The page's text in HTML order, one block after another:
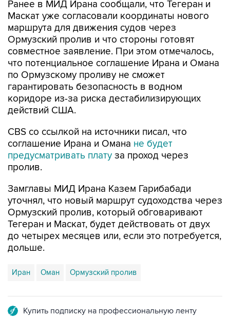
маршрута для движения судов через
Ормузский пролив и что стороны готовят
совместное заявление. При этом отмечалось,
что потенциальное соглашение Ирана и Омана
по Ормузскому проливу не сможет
гарантировать безопасность в водном
коридоре из-за риска дестабилизирующих
действий США.
CBS со ссылкой на источники писал, что
предусматривать платуза проход через
пролив.
Замглавы МИД Ирана Казем Гарибабади
Ормузский пролив, который обговаривают
Тегеран и Маскат, будет действовать от двух
до четырех месяцев или, если это потребуется,
дольше.
Иран Оман
Подписаться на рассылку главных новостей сайта